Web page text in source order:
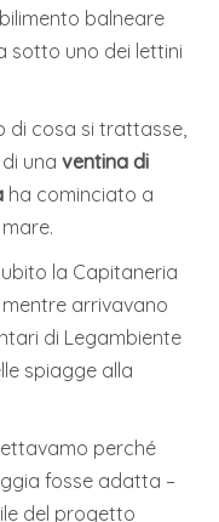
balneare
sotto uno dei lettini
di cosa si trattasse,
di unaventina di
ha cominciato a
la Capitaneria
arrivavano
di Legambiente
spiagge alla
perché
fosse adatta –
del progetto